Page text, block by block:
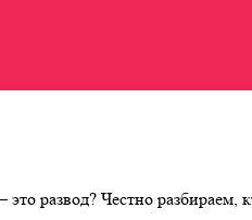
развод? Честно разбираем,